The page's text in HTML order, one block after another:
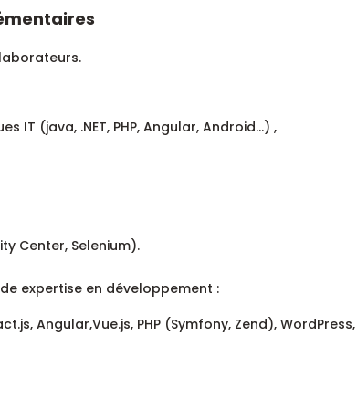
IT (java, .NET, PHP, Angular, Android…) ,
Center, Selenium).
expertise en développement :
Angular,Vue.js, PHP (Symfony, Zend), WordPress,